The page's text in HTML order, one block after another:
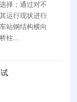
择；通过对不
运行现状进行
站钢结构横向
柱...